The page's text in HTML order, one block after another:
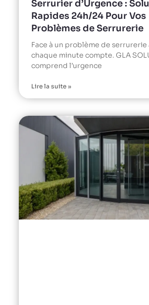
Serrurier d’Urgence :
Rapides 24h/24 Pour Vos
Problèmes de Serrurerie
Face à un problème de
chaque minute compte. GLA
comprend l’urgence
Lire la suite »